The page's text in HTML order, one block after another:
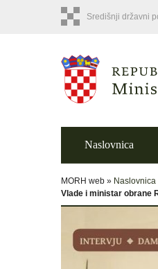
Središnji državni
Naslovnica
MORH web » Naslovnica
Vlade i ministar obrane